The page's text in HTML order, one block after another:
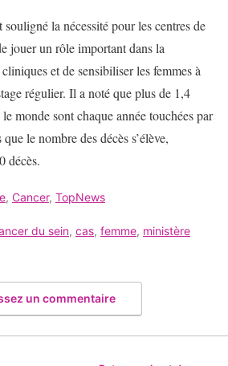
la nécessité pour les centres de
jouer un rôle important dans la
et de sensibiliser les femmes à
régulier. Il a noté que plus de 1,4
monde sont chaque année touchées par
le nombre des décès s’élève,
décès.
, Cancer, TopNews
du sein, cas, femme, ministère
un commentaire